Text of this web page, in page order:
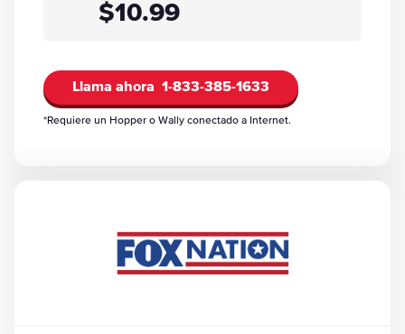
$10.99
Llama ahora 1-833-385-1633
*Requiere un Hopper o Wally conectado a Internet.